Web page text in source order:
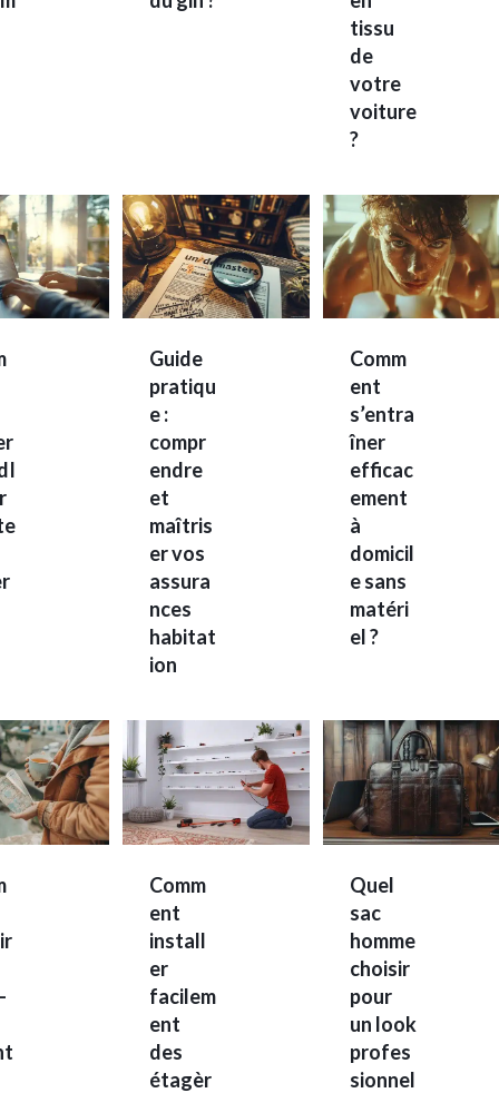
tissu
de
votre
voiture
?
Guide
pratiqu
e :
compr
endre
et
maîtris
er vos
assura
nces
habitat
ion
Comm
ent
s’entra
îner
efficac
ement
à
domicil
e sans
matéri
el ?
Comm
ent
install
er
facilem
ent
des
étagèr
Quel
sac
homme
choisir
pour
un look
profes
sionnel